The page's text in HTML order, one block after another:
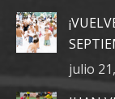
in
new
window
in
new
window
new
julio